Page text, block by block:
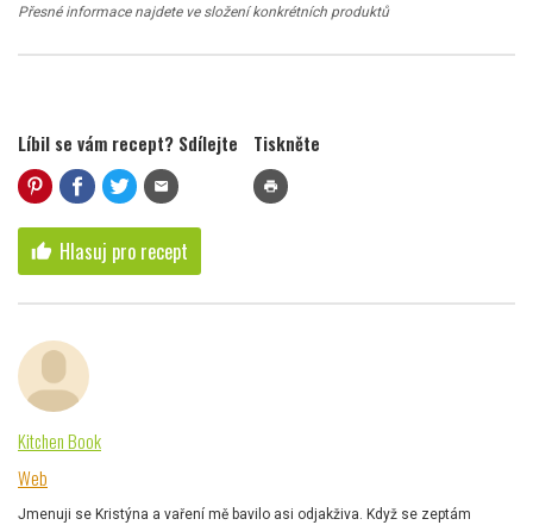
Přesné informace najdete ve složení konkrétních produktů
Líbil se vám recept? Sdílejte
mail
Tiskněte
print
thumb_up Hlasuj pro recept
Kitchen Book
Web
Jmenuji se Kristýna a vaření mě bavilo asi odjakživa. Když se zeptám